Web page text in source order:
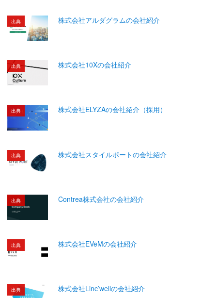
出典 株式会社アルダグラムの会社紹介
出典 株式会社10Xの会社紹介
出典 株式会社ELYZAの会社紹介（採用）
出典 株式会社スタイルポートの会社紹介
出典 Contrea株式会社の会社紹介
出典 株式会社EVeMの会社紹介
出典 株式会社Linc’wellの会社紹介